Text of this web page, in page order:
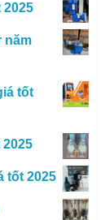
năm
tốt
tốt 2025